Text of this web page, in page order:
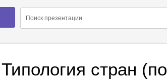
Типология стран (по